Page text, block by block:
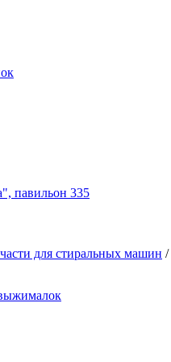
павильон 335
для стиральных машин /